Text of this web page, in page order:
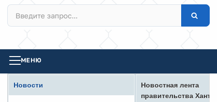
МЕНЮ
Новости
Новостная лента
правительства